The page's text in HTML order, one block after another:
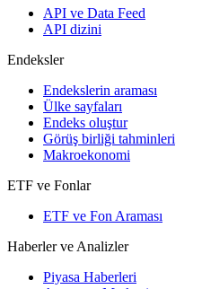
API ve Data Feed
API dizini
Endeksler
Endekslerin araması
Ülke sayfaları
Endeks oluştur
Görüş birliği tahminleri
Makroekonomi
ETF ve Fonlar
ETF ve Fon Araması
Haberler ve Analizler
Piyasa Haberleri